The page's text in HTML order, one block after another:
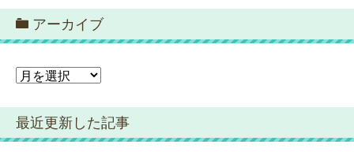
ゴ
リ
ー
アーカイブ
ア
カ
イ
ブ
最近更新した記事